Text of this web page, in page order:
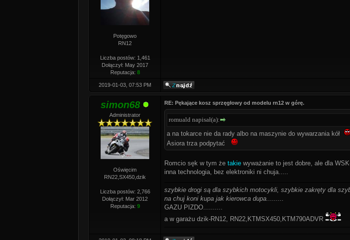
Potęgowo
RN12
Liczba postów: 1,461
Dołączył: May 2017
Reputacja: 8
2019-01-03, 07:53 PM
simon68
Administrator
Oświęcim
RN22,SX450,dzik
Liczba postów: 2,766
Dołączył: Mar 2012
Reputacja: 9
RE: Pękające kosz sprzęgłowy od modelu rn12 w górę.
romuald napisał(a):
a na tokarce nie da rady albo na maszynie do wywarzania kół
Asiora trza podpytać
Romcio sęk w tym że takie wyważanie to jest dobre, ale dla
inna technologia, bez elektroniki ni chuja.....
szybkie drogi są dla szybkich motocykli, szybkie zakręty dla
na chuj koni kupa jak kierowca dupa.........
GAZU PIZDO..........
a w garażu dzik-RN12, RN22,KTMSX450,KTM790ADVR